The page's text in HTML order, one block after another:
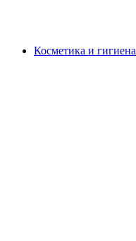
Косметика и гигиена